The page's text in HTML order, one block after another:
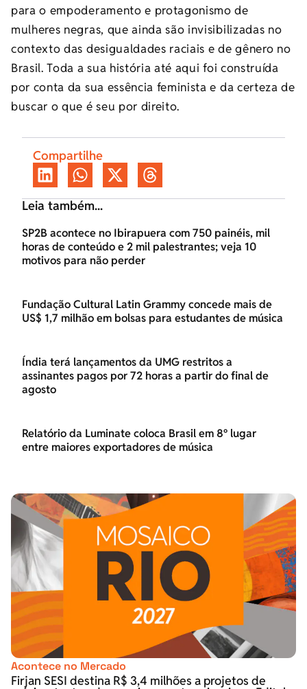
para o empoderamento e protagonismo de
mulheres negras, que ainda são invisibilizadas no
contexto das desigualdades raciais e de gênero no
Brasil. Toda a sua história até aqui foi construída
por conta da sua essência feminista e da certeza de
buscar o que é seu por direito.
Compartilhe
Leia também...
SP2B acontece no Ibirapuera com 750 painéis, mil
horas de conteúdo e 2 mil palestrantes; veja 10
motivos para não perder
Fundação Cultural Latin Grammy concede mais de
US$ 1,7 milhão em bolsas para estudantes de música
Índia terá lançamentos da UMG restritos a
assinantes pagos por 72 horas a partir do final de
agosto
Relatório da Luminate coloca Brasil em 8º lugar
entre maiores exportadores de música
Acontece no Mercado
Firjan SESI destina R$ 3,4 milhões a projetos de